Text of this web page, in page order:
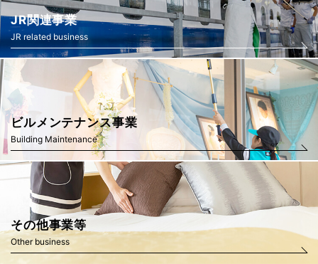
JR関連事業
JR related business
ビルメンテナンス事業
Building Maintenance
その他事業等
Other business